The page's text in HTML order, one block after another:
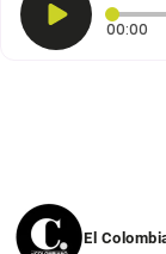
00:00
El